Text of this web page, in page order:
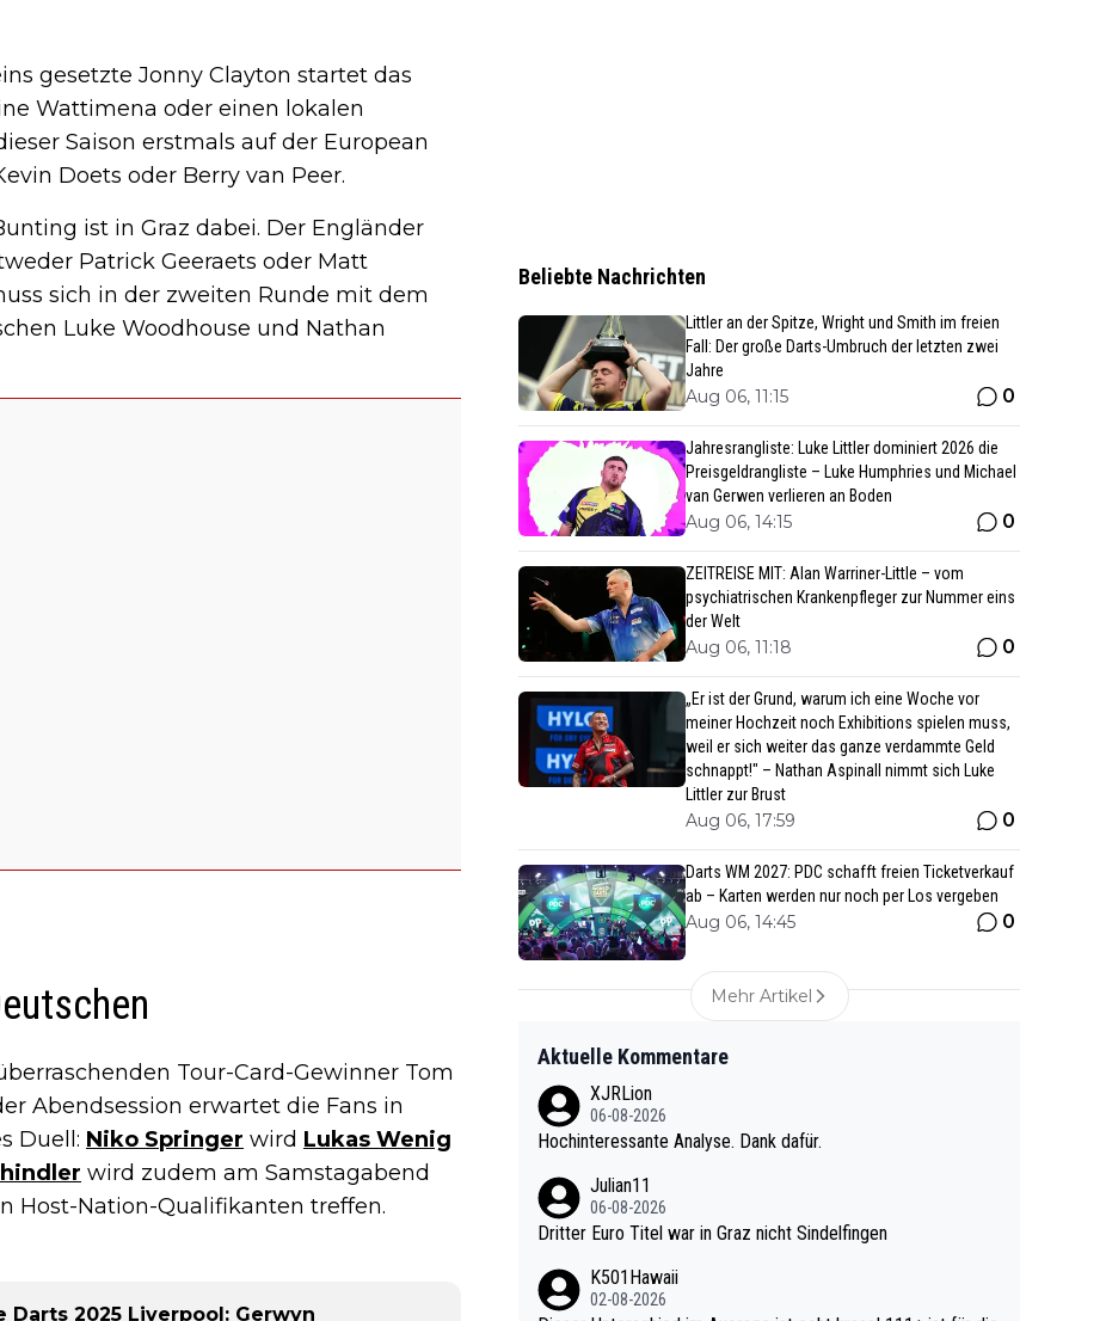
gesetzte Jonny Clayton startet das
Wattimena oder einen lokalen
Saison erstmals auf der European
Doets oder Berry van Peer.
ist in Graz dabei. Der Engländer
Patrick Geeraets oder Matt
sich in der zweiten Runde mit dem
Luke Woodhouse und Nathan
Tour-Card-Gewinner Tom
Abendsession erwartet die Fans in
Duell: Niko Springer wird Lukas Wenig
wird zudem am Samstagabend
Host-Nation-Qualifikanten treffen.
Darts 2025 Liverpool: Gerwyn
Beliebte Nachrichten
Littler an der Spitze, Wright und Smith im freien
Fall: Der große Darts-Umbruch der letzten zwei
Jahre
Aug 06, 11:15 0
Jahresrangliste: Luke Littler dominiert 2026 die
Preisgeldrangliste – Luke Humphries und Michael
van Gerwen verlieren an Boden
Aug 06, 14:15 0
ZEITREISE MIT: Alan Warriner-Little – vom
psychiatrischen Krankenpfleger zur Nummer eins
der Welt
Aug 06, 11:18 0
„Er ist der Grund, warum ich eine Woche vor
meiner Hochzeit noch Exhibitions spielen muss,
weil er sich weiter das ganze verdammte Geld
schnappt!" – Nathan Aspinall nimmt sich Luke
Littler zur Brust
Aug 06, 17:59 0
Darts WM 2027: PDC schafft freien Ticketverkauf
ab – Karten werden nur noch per Los vergeben
Aug 06, 14:45 0
Mehr Artikel
Aktuelle Kommentare
XJRLion
06-08-2026
Hochinteressante Analyse. Dank dafür.
Julian11
06-08-2026
Dritter Euro Titel war in Graz nicht Sindelfingen
K501Hawaii
02-08-2026